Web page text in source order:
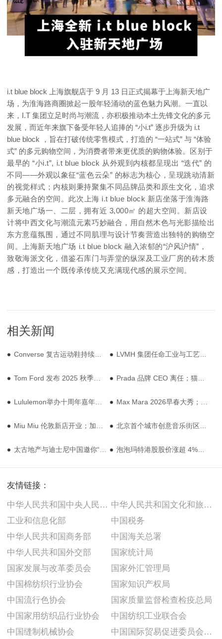
i.t blue block 上海旗舰店于 9 月 13 日正式揭幕于上海新天地广
场，为淮海路商圈掀起一股年轻涌动的蓝色魅力风潮。一直以
来，I.T 集团立足时尚与潮流，亦积极推动本土先锋文化的多元
发展，而近年来旗下备受年轻人追捧的 “小i.t” 逐步升级为 i.t
blue block ，旨在打破传统零售模式，打造的 “一站式” 与 “体验
式” 的多元购物空间，为消费者带来更优质的购物体验。 区别于
最早的 “小i.t”, i.t blue block 从外观到内核都呈现出 “迭代” 的
不同——外观以象征“蓝色云朵” 的标志为核心，呈现跳动清新
的视觉样式； 内核则秉持聚集不同品牌品类和原生文化，追求
多元融合的空间。 此次上海 i.t blue block 新店坐落于淮海路
新天地广场一、二层，拥有近 3,000㎡ 的超大空间。 新店设
计将中西文化与潮流元素巧妙融合，用自然木色与光影描绘出
东方意蕴氛围，通过不同肌理与设计节奏营造出独特的购物空
间。
上海新天地广场 i.t blue block 融入浓郁的“沪风沪情”，
致敬海派文化，借鉴石库门与弄堂的纵深及工业厂房的砖木质
感，打造出一个既传承传统又充满现代感的展示空间。
相关新闻
Converse 复古运动鞋持续引领风潮; 联合利华收购美国男士个护品牌 LVMH 集团任命工业与工艺总监；爱马仕持续投资法国就业
Tom Ford 发布 2025 秋季系列；BFC 打造人宠友好商业新生态 Prada 品牌 CEO 离任；猫和老鼠主题 Café 亮相上海
Lululemon举办十周年嘉年华活动；FILA 推出联名款 Max Mara 2026早春大秀；美国 5 月零售销售创年初以来最大降幅
Miu Miu 伦敦新店开业；加拿大鹅发布新胶囊系列 北京首个城市创意音乐街区亮相；开云集团确认新任 CEO
太古地产与迪士尼中国邀你“奇遇相聚”；Converse 推出致敬百年经典系列 泡泡玛特港股股价涨超 4%；Lululemon 推出设计师合作系列
友情链接：
中华人民共和国中央人民政府
工业和信息化部
中华人民共和国商务部
中华人民共和国外交部
国家发展与改革委员会
中华人民共和国文化和旅游部
中国税务
中国海关总署
国家统计局
国家外汇管理局
中国棉纺织行业协会
中国流行色协会
中国家用纺织品行业协会
中国缝制机械协会
国家知识产权局
国家质量监督检查检疫总局
中国纺织工业联合会
中国国际贸易促进委员会纺织行业分会